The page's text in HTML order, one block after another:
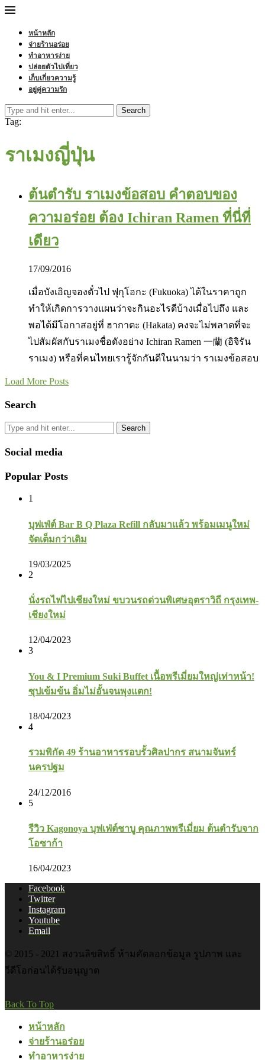
หน้าหลัก
จ่ายร้านอร่อย
ทำอาหารง่าย
ปล่อยตัวไปเที่ยว
เก็บเกี่ยวความรู้
อยู่คู่ความรัก
Search
Tag:
ราเมงญี่ปุ่น
ต้นตำรับ ราเมงข้อสอบ คำตอบของ
ความอร่อย ต้อง Ichiran Ramen ที่นี่ที่
เดียว
17/09/2016
เมื่อบังเอิญจองตั๋วไป ฟุกุโอกะ (Fukuoka) ได้ในราคาถูก
ทำให้เกิดการวางแผนว่าจะกินอะไรดีบ้างเมื่อไปถึง และ
พอได้มีโอกาสอยู่ที่ ฮากาตะ (Hakata) คงจะไม่พลาดที่จะ
ไปสัมผัสกับราเมงชื่อดังอย่าง Ichiran Ramen 一蘭 (อิจิรัน
ราเมง) หรือที่คนไทยเรารู้จักกันดีในนามว่า ราเมงข้อสอบ
Load More Posts
Search
Search
Social media
Popular Posts
1
บุฟเฟ่ต์ Bar B Q Plaza Refill กลับมาแล้ว พร้อมเมนูใหม่
จัดเต็มกว่าเดิม
19/03/2025
2
นั่งรถไฟไปเชียงใหม่ ขบวนรถด่วนพิเศษอุตราวิถี กรุงเทพ-
เชียงใหม่
12/04/2023
3
You & I Premium Suki Buffet เนื้อพรีเมี่ยมใหญ่เท่าหน้า!
ซุปเข้มข้น อิ่มไม่อั้นจนพุงแตก!
18/04/2023
4
รวมพิกัด 49 ร้านอาหารรอบรั้วศิลปากร สนามจันทร์
นครปฐม
24/12/2016
5
รีวิว Kagonoya บุฟเฟ่ต์ชาบู คุณภาพพรีเมี่ยม ต้นตำรับจาก
โอซาก้า
16/04/2023
Facebook
Twitter
Instagram
Youtube
Email
© 2015 - 2021 สงวนลิขสิทธิ์ ห้ามคัดลอกข้อมูล รูปภาพ และ
วีดีโอก่อนได้รับอนุญาต
Back To Top
หน้าหลัก
จ่ายร้านอร่อย
ทำอาหารง่าย